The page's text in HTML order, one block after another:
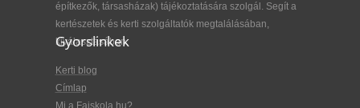
építkezők, társasházak) tájékoztatására szolgál. Segít a
kertészetek és kerti szolgáltatók megtalálásában,
kiválasztásában.
Gyorslinkek
Kerti blog
Címlap
Mi a Faiskola.hu?